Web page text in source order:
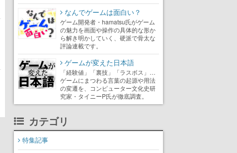
なんでゲームは面白い？
ゲーム開発者・hamatsu氏がゲーム
の魅力を画面や操作の具体的な形か
ら解き明かしていく、硬派で骨太な
評論連載です。
ゲームが変えた日本語
「経験値」「裏技」「ラスボス」…
ゲームにまつわる言葉の起源や用法
の変遷を、コンピューター文化史研
究家・タイニーP氏が徹底調査。
カテゴリ
特集記事